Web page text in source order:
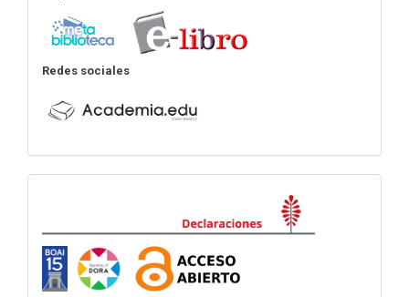
Redes sociales